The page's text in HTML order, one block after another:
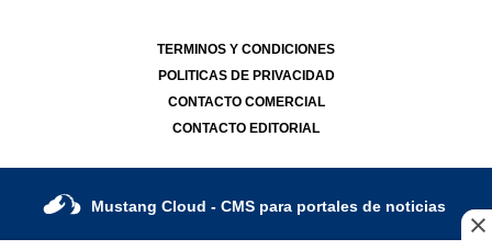
TERMINOS Y CONDICIONES
POLITICAS DE PRIVACIDAD
CONTACTO COMERCIAL
CONTACTO EDITORIAL
Mustang Cloud - CMS para portales de noticias